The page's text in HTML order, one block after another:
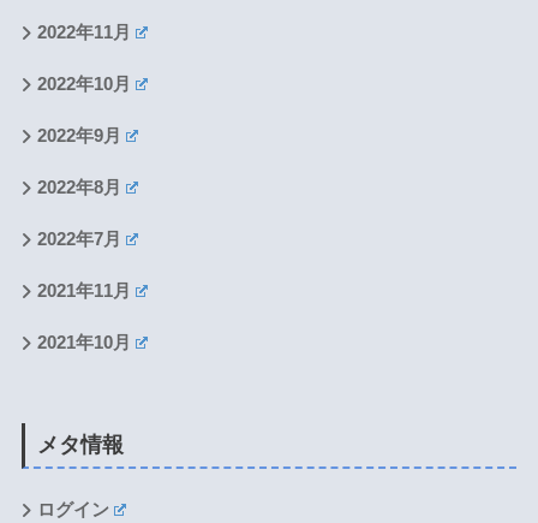
2022年11月
2022年10月
2022年9月
2022年8月
2022年7月
2021年11月
2021年10月
メタ情報
ログイン